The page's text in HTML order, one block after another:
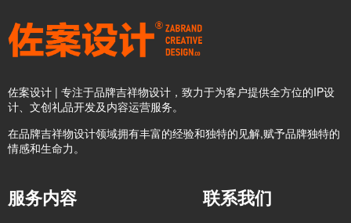
佐案设计 | 专注于品牌吉祥物设计，致力于为客户提供全方位的IP设
计、文创礼品开发及内容运营服务。
在品牌吉祥物设计领域拥有丰富的经验和独特的见解,赋予品牌独特的
情感和生命力。
服务内容 联系我们